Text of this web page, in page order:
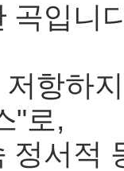
곡입니
항하
"로,
정서적